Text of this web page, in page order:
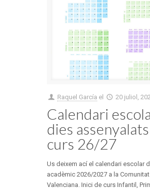
Raquel García el 20 juliol,
Calendari
dies
curs 26/27
Us deixem ací el calendari escolar
acadèmic 2026/2027 a la Comunitat
Valenciana. Inici de curs Infantil,